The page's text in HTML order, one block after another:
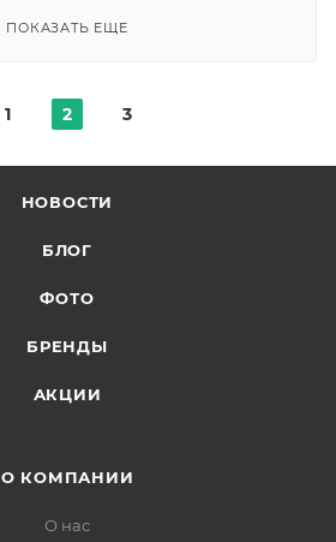
ПОКАЗАТЬ ЕЩЕ
1 2 3
НОВОСТИ
БЛОГ
ФОТО
БРЕНДЫ
АКЦИИ
О КОМПАНИИ
О нас